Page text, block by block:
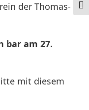
der Thomas-
bar am 27.
mit diesem